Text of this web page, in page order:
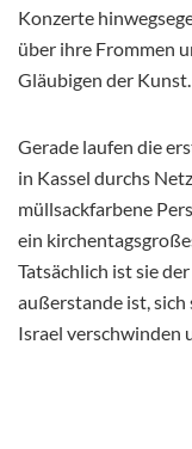
Konzerte
über ihre Frommen
Gläubigen der Kunst.
Gerade laufen die
in Kassel durchs
müllsackfarbene
ein
Tatsächlich ist sie
außerstande ist, sich
Israel verschwinden